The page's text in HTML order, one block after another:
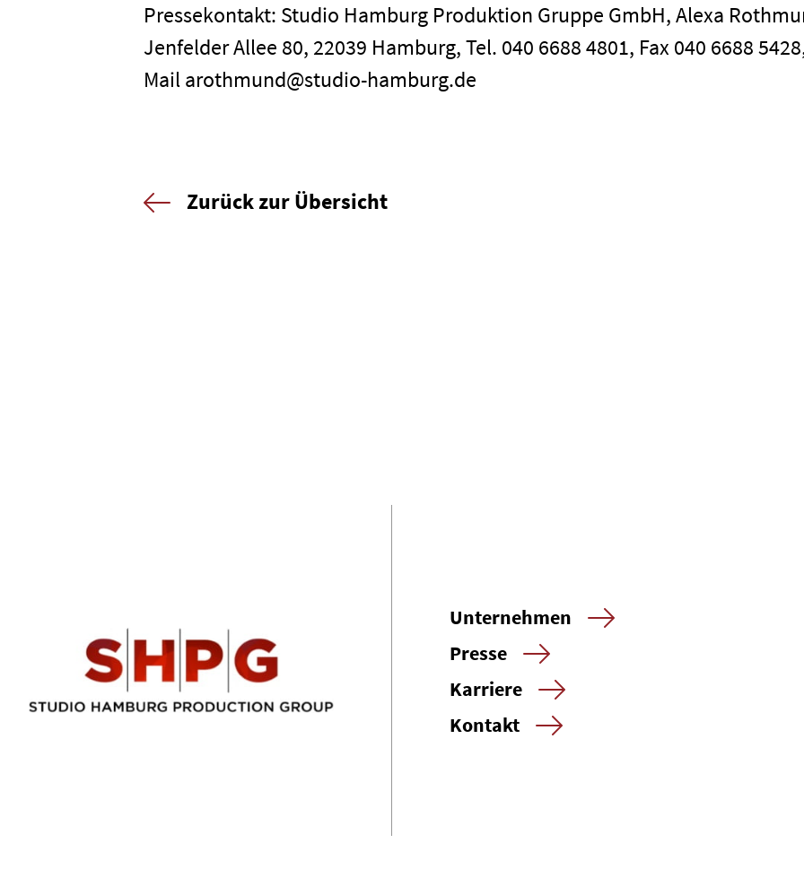
Pressekontakt: Studio Hamburg Produktion Gruppe GmbH, Alexa
Jenfelder Allee 80, 22039 Hamburg, Tel. 040 6688 4801, Fax 040 6688
Mail arothmund@studio-hamburg.de
Zurück zur Übersicht
Unternehmen
Presse
Karriere
Kontakt